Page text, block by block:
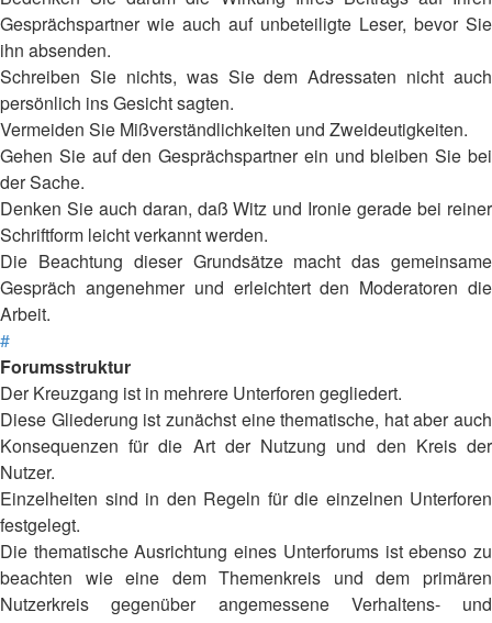
Gesprächspartner wie auch auf unbeteiligte Leser, bevor Sie
ihn absenden.
Schreiben Sie nichts, was Sie dem Adressaten nicht auch
persönlich ins Gesicht sagten.
Vermeiden Sie Mißverständlichkeiten und Zweideutigkeiten.
Gehen Sie auf den Gesprächspartner ein und bleiben Sie bei
der Sache.
Denken Sie auch daran, daß Witz und Ironie gerade bei reiner
Schriftform leicht verkannt werden.
Die Beachtung dieser Grundsätze macht das gemeinsame
Gespräch angenehmer und erleichtert den Moderatoren die
Arbeit.
#
Forumsstruktur
Der Kreuzgang ist in mehrere Unterforen gegliedert.
Diese Gliederung ist zunächst eine thematische, hat aber auch
Konsequenzen für die Art der Nutzung und den Kreis der
Nutzer.
Einzelheiten sind in den Regeln für die einzelnen Unterforen
festgelegt.
Die thematische Ausrichtung eines Unterforums ist ebenso zu
beachten wie eine dem Themenkreis und dem primären
Nutzerkreis gegenüber angemessene Verhaltens- und